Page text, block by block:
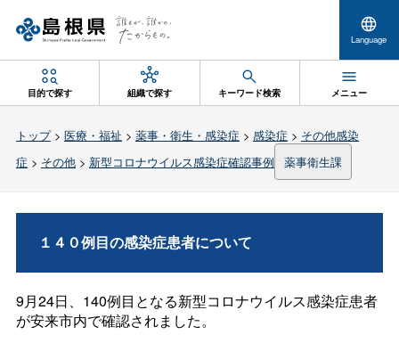
Language
目的で探す 組織で探す キーワード検索 メニュー
トップ> 医療・福祉 > 薬事・衛生・感染症 > 感染症 > その他感染
症 > その他> 新型コロナウイルス感染症確認事例 薬事衛生課
１４０例目の感染症患者について
9月24日、140例目となる新型コロナウイルス感染症患者
が安来市内で確認されました。